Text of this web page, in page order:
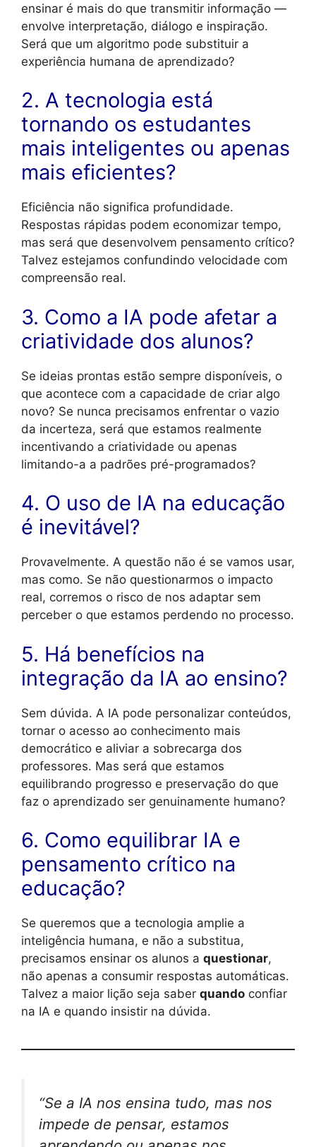
ensinar é mais do que transmitir informação —
envolve interpretação, diálogo e inspiração.
Será que um algoritmo pode substituir a
experiência humana de aprendizado?
2. A tecnologia está
tornando os estudantes
mais inteligentes ou apenas
mais eficientes?
Eficiência não significa profundidade.
Respostas rápidas podem economizar tempo,
mas será que desenvolvem pensamento crítico?
Talvez estejamos confundindo velocidade com
compreensão real.
3. Como a IA pode afetar a
criatividade dos alunos?
Se ideias prontas estão sempre disponíveis, o
que acontece com a capacidade de criar algo
novo? Se nunca precisamos enfrentar o vazio
da incerteza, será que estamos realmente
incentivando a criatividade ou apenas
limitando-a a padrões pré-programados?
4. O uso de IA na educação
é inevitável?
Provavelmente. A questão não é se vamos usar,
mas como. Se não questionarmos o impacto
real, corremos o risco de nos adaptar sem
perceber o que estamos perdendo no processo.
5. Há benefícios na
integração da IA ao ensino?
Sem dúvida. A IA pode personalizar conteúdos,
tornar o acesso ao conhecimento mais
democrático e aliviar a sobrecarga dos
professores. Mas será que estamos
equilibrando progresso e preservação do que
faz o aprendizado ser genuinamente humano?
6. Como equilibrar IA e
pensamento crítico na
educação?
Se queremos que a tecnologia amplie a
inteligência humana, e não a substitua,
precisamos ensinar os alunos a questionar,
não apenas a consumir respostas automáticas.
Talvez a maior lição seja saber quando confiar
na IA e quando insistir na dúvida.
“Se a IA nos ensina tudo, mas nos
impede de pensar, estamos